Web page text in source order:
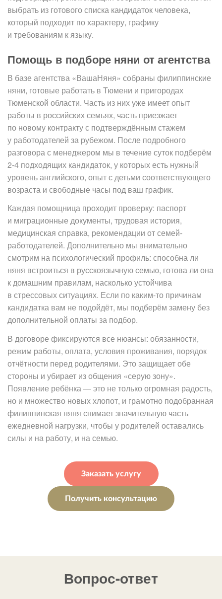
выбрать из готового списка кандидаток человека,
который подходит по характеру, графику
и требованиям к языку.
Помощь в подборе няни от агентства
В базе агентства «ВашаНяня» собраны филиппинские
няни, готовые работать в Тюмени и пригородах
Тюменской области. Часть из них уже имеет опыт
работы в российских семьях, часть приезжает
по новому контракту с подтверждённым стажем
у работодателей за рубежом. После подробного
разговора с менеджером мы в течение суток подберём
2-4 подходящих кандидаток, у которых есть нужный
уровень английского, опыт с детьми соответствующего
возраста и свободные часы под ваш график.
Каждая помощница проходит проверку: паспорт
и миграционные документы, трудовая история,
медицинская справка, рекомендации от семей-
работодателей. Дополнительно мы внимательно
смотрим на психологический профиль: способна ли
няня встроиться в русскоязычную семью, готова ли она
к домашним правилам, насколько устойчива
в стрессовых ситуациях. Если по каким-то причинам
кандидатка вам не подойдёт, мы подберём замену без
дополнительной оплаты за подбор.
В договоре фиксируются все нюансы: обязанности,
режим работы, оплата, условия проживания, порядок
отчётности перед родителями. Это защищает обе
стороны и убирает из общения «серую зону».
Появление ребёнка — это не только огромная радость,
но и множество новых хлопот, и грамотно подобранная
филиппинская няня снимает значительную часть
ежедневной нагрузки, чтобы у родителей оставались
силы и на работу, и на семью.
Заказать услугу
Получить консультацию
Вопрос-ответ